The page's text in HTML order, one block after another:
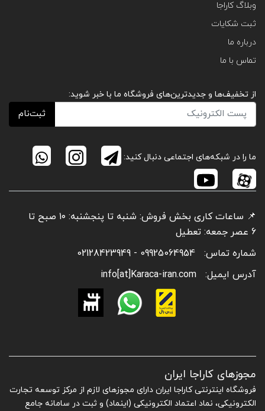
وبلاگ کاراجا
ثبت شکایات
درباره ما
تماس با ما
از تخفیف‌ها و جدیدترین‌های فروشگاه ما با خبر شوید:
ثبت‌نام
ما را در شبکه‌های اجتماعی دنبال کنید:
📌 ساعات کاری بخش فروش: شنبه تا پنجشنبه: ۱۰ صبح تا
6 عصر جمعه: تعطیل
شماره تماس:
09925064954 - 02128423949
آدرس ایمیل:
info[at]Karaca-iran.com
مجوزهای کاراجا ایران
فروشگاه اینترنتی کاراجا ایران دارای مجوزهای لازم از مرکز توسعه تجارت
الکترونیکی، نماد اعتماد الکترونیکی (اینماد) و ثبت در سامانه جامع